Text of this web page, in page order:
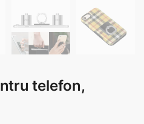
telefon,